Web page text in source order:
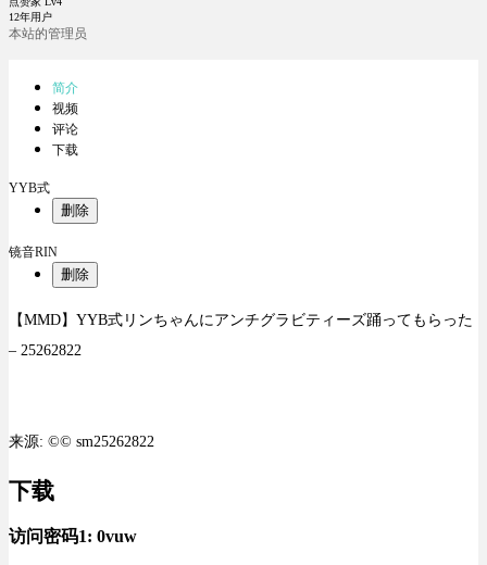
12年用户
本站的管理员
简介
视频
评论
下载
YYB式
删除
镜音RIN
删除
【MMD】YYB式リンちゃんにアンチグラビティーズ踊ってもらった
– 25262822
来源: ©© sm25262822
下载
访问密码1: 0vuw